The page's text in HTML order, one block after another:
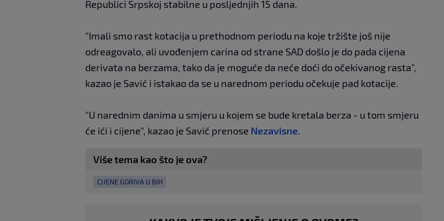
Republici Srpskoj stabilne u posljednjih 15 dana.
"Imali smo rast kotacija u prethodnom periodu na koje tržište još nije
odreagovalo, ali uvođenjem carina od strane SAD došlo je do pada cijena
derivata na berzama, tako da je moguće da neće doći do očekivanog rasta",
kazao je Savić i istakao da se u narednom periodu očekuje pad kotacije.
"U narednim danima u smjeru u kojem se bude kretala berza - u tom smjeru
će ići i cijene", kazao je Savić prenose Nezavisne.
Više tema kao što je ova?
CIJENE GORIVA U BIH